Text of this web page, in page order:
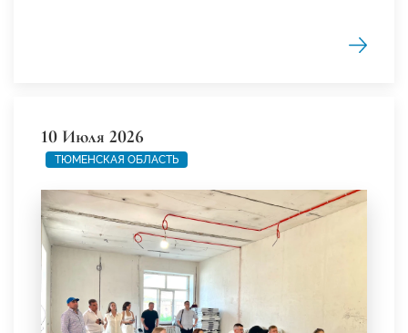
10 Июля 2026
ТЮМЕНСКАЯ ОБЛАСТЬ